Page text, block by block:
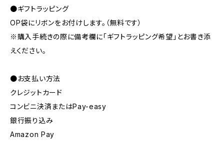
●ギフトラッピング
OP袋にリボンをお付けします。（無料です）
※購入手続きの際に備考欄に「ギフトラッピング希望」とお書き添
えください。
●お支払い方法
クレジットカード
コンビニ決済またはPay-easy
銀行振り込み
Amazon Pay